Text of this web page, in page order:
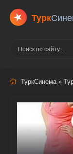
Турк
ТуркСинема»